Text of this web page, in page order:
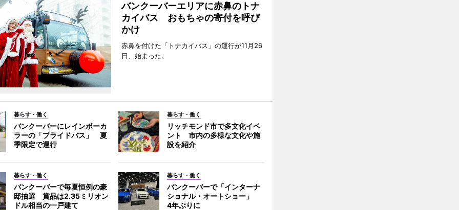
バンクーバーエリアに赤鼻のトナ
カイバス おもちゃの寄付を呼び
かけ
赤鼻を付けた「トナカイバス」の運行が11月26
日、始まった。
暮らす・働く
バンクーバーにレインボーカ
ラーの「プライドバス」 夏
季限定で運行
暮らす・働く
リッチモンド市で多文化イベ
ント 市内の多様な文化や施
設を紹介
暮らす・働く
バンクーバーで毎夏恒例の豪
邸抽選 賞品は2.35ミリオン
ドル相当の一戸建て
暮らす・働く
バンクーバーで「インターナ
ショナル・オートショー」
4年ぶりに